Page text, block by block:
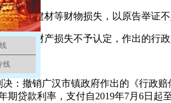
器、建材等财物损失，以原告举证
合理财产损失不予认定，作出的行
析
：撤销广汉市镇政府作出的《行政
期贷款利率，支付自2019年7月6日起
线